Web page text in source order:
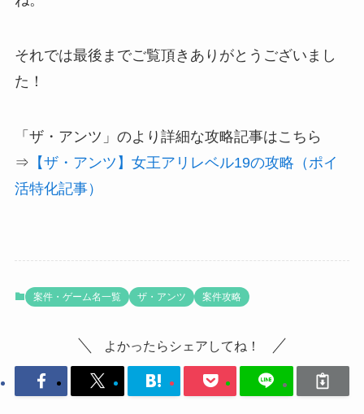
それでは最後までご覧頂きありがとうございまし
た！
「ザ・アンツ」のより詳細な攻略記事はこちら
⇒ 【ザ・アンツ】女王アリレベル19の攻略（ポイ
活特化記事）
案件・ゲーム名一覧 ザ・アンツ 案件攻略
よかったらシェアしてね！